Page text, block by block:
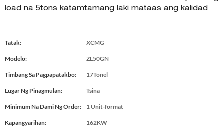
load na 5tons katamtamang laki mataas ang kalidad
Tatak: XCMG
Modelo: ZL50GN
Timbang Sa Pagpapatakbo: 17Tonel
Lugar Ng Pinagmulan: Tsina
Minimum Na Dami Ng Order: 1 Unit-format
Kapangyarihan: 162KW